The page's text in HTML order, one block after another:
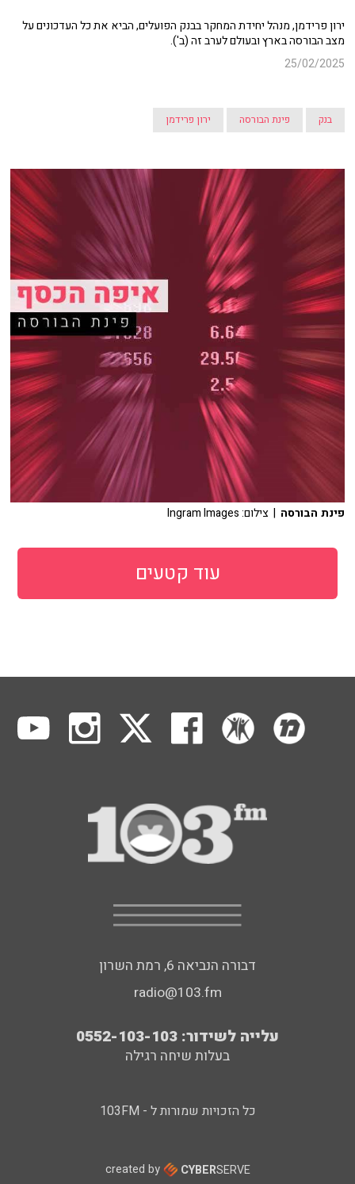
ירון פרידמן, מנהל יחידת המחקר בבנק הפועלים, הביא את כל העדכונים על
מצב הבורסה בארץ ובעולם לערב זה (ב').
25/02/2025
בנק פינת הבורסה ירון פרידמן
פינת הבורסה | צילום: Ingram Images
עוד קטעים
דבורה הנביאה 6, רמת השרון
radio@103.fm
עלייה לשידור: 0552-103-103
בעלות שיחה רגילה
כל הזכויות שמורות ל - 103FM
created by CYBERSERVE